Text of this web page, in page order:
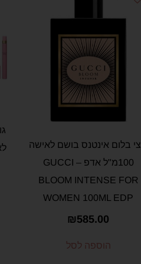
בלום אינטנס בושם לאישה
100מ"ל אדפ – GUCCI
BLOOM INTENSE FOR
WOMEN 100ML EDP
₪585.00
הוספה לסל